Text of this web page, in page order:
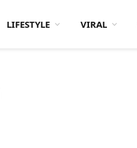
LIFESTYLE VIRAL